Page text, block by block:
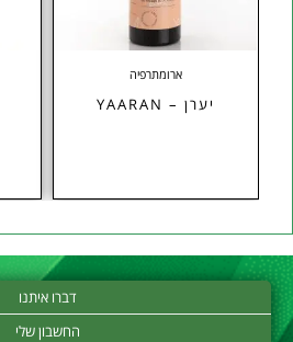
ארומתרפיה
יערן – YAARAN
דברו איתנו
החשבון שלי